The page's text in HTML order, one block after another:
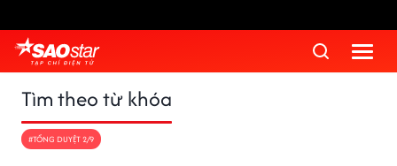
Tìm theo từ khóa
#TỔNG DUYỆT 2/9